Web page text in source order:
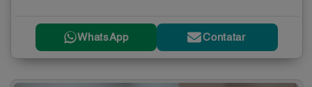
WhatsApp Contatar